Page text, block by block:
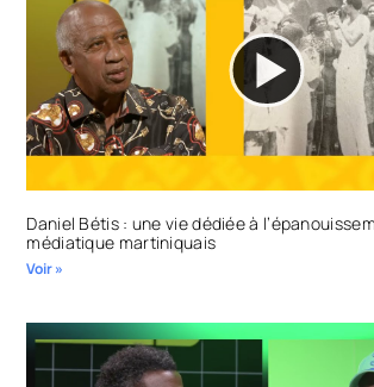
Daniel Bétis : une vie dédiée à
médiatique martiniquais
Voir »